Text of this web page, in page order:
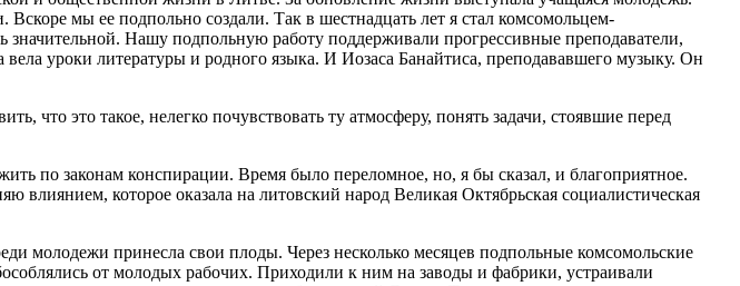
мы ее подпольно создали. Так в шестнадцать лет я стал комсомольцем-
значительной. Нашу подпольную работу поддерживали прогрессивные преподаватели,
уроки литературы и родного языка. И Иозаса Банайтиса, преподававшего музыку. Он
что это такое, нелегко почувствовать ту атмосферу, понять задачи, стоявшие перед
по законам конспирации. Время было переломное, но, я бы сказал, и благоприятное.
которое оказала на литовский народ Великая Октябрьская социалистическая
молодежи принесла свои плоды. Через несколько месяцев подпольные комсомольские
от молодых рабочих. Приходили к ним на заводы и фабрики, устраивали